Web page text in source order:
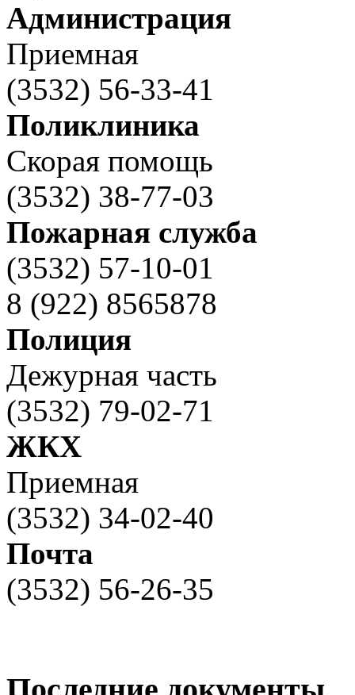
Администрация
Приемная
(3532) 56-33-41
Поликлиника
Скорая помощь
(3532) 38-77-03
Пожарная служба
(3532) 57-10-01
8 (922) 8565878
Полиция
Дежурная часть
(3532) 79-02-71
ЖКХ
Приемная
(3532) 34-02-40
Почта
(3532) 56-26-35